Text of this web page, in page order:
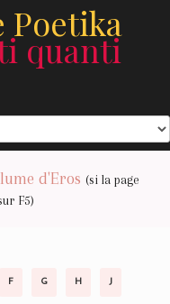
Poetika
quanti
d'Eros (si la page
F5)
F G H J